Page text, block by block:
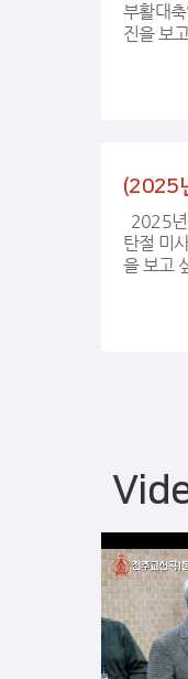
부활대축일
진을 보고 싶으
셔서 보관
탄절 미사 사
을 보고 싶으세요
서 보관하실